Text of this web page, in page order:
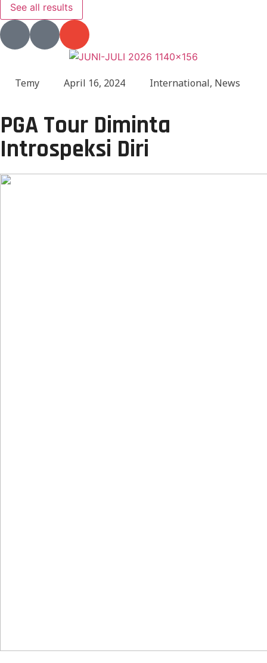
See all results
Temy April 16, 2024 International, News
PGA Tour Diminta
Introspeksi Diri